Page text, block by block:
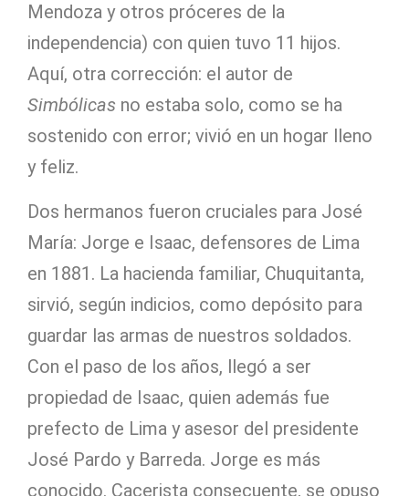
Mendoza y otros próceres de la
independencia) con quien tuvo 11 hijos.
Aquí, otra corrección: el autor de
Simbólicas no estaba solo, como se ha
sostenido con error; vivió en un hogar lleno
y feliz.
Dos hermanos fueron cruciales para José
María: Jorge e Isaac, defensores de Lima
en 1881. La hacienda familiar, Chuquitanta,
sirvió, según indicios, como depósito para
guardar las armas de nuestros soldados.
Con el paso de los años, llegó a ser
propiedad de Isaac, quien además fue
prefecto de Lima y asesor del presidente
José Pardo y Barreda. Jorge es más
conocido. Cacerista consecuente, se opuso